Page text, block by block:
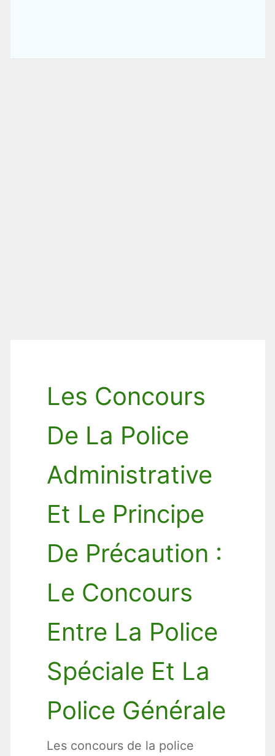
Les Concours
De La Police
Administrative
Et Le Principe
De Précaution :
Le Concours
Entre La Police
Spéciale Et La
Police Générale
Les concours de la police